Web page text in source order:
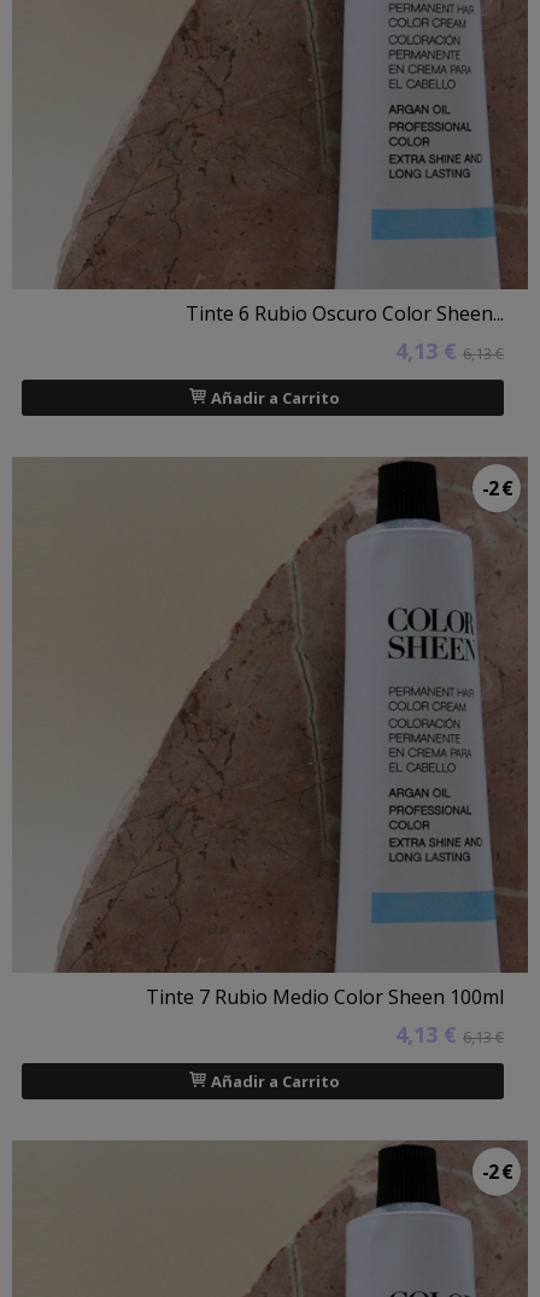
Tinte 6 Rubio Oscuro Color Sheen...
4,13 € 6,13 €
Añadir a Carrito
-2 €
Tinte 7 Rubio Medio Color Sheen 100ml
4,13 € 6,13 €
Añadir a Carrito
-2 €